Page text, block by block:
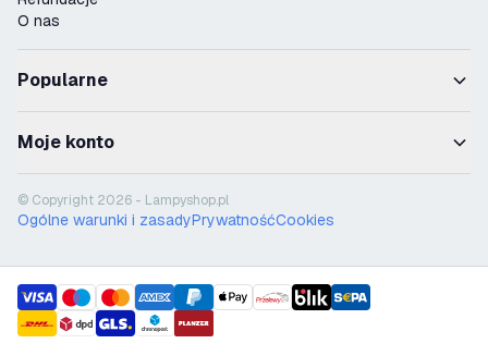
O nas
Popularne
Moje konto
© Copyright 2026 - Lampyshop.pl
Ogólne warunki i zasadyPrywatnośćCookies
payment methods
shipment methods